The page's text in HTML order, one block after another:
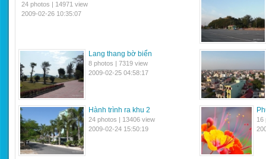
24 photos | 14971 view
2009-02-26 10:35:07
Lang thang bờ biển
8 photos | 7319 view
2009-02-25 04:58:17
Hành trình ra khu 2
24 photos | 13406 view
2009-02-24 15:50:19
16